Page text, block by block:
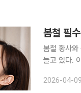
봄철 필
봄철 황사와
늘고 있다.
일 YTN 라
2026-04-